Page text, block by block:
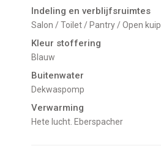
Indeling en verblijfsruimtes
Salon / Toilet / Pantry / Open kuip
Kleur stoffering
Blauw
Buitenwater
dekwaspomp
Verwarming
hete lucht. Eberspacher